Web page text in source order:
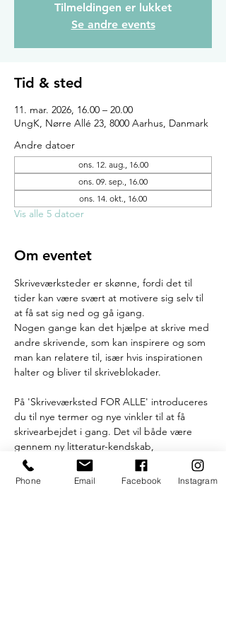
Tilmeldingen er lukket
Se andre events
Tid & sted
11. mar. 2026, 16.00 – 20.00
UngK, Nørre Allé 23, 8000 Aarhus, Danmark
Andre datoer
ons. 12. aug., 16.00
ons. 09. sep., 16.00
ons. 14. okt., 16.00
Vis alle 5 datoer
Om eventet
Skriveværksteder er skønne, fordi det til
tider kan være svært at motivere sig selv til
at få sat sig ned og gå igang.
Nogen gange kan det hjælpe at skrive med
andre skrivende, som kan inspirere og som
man kan relatere til, især hvis inspirationen
halter og bliver til skriveblokader.
På 'Skriveværksted FOR ALLE' introduceres
du til nye termer og nye vinkler til at få
skrivearbejdet i gang. Det vil både være
gennem ny litteratur-kendskab,
litterærteoretiske ideer og fagtermer, men
også VIGTIGST af alt; nemlig skriveøvelser,
Phone Email Facebook Instagram